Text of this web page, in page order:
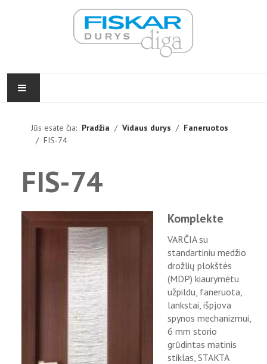
VIDAUS DURYS
LAUKO DURYS
ĮGYVENDINTI PROJEKTAI
KONTAKTAI
Jūs esate čia: Pradžia Vidaus durys
Faneruotos
FIS-74
FIS-74
Komplekte
VARČIA su
standartiniu medžio
drožlių plokštės
(MDP) kiaurymėtu
užpildu, faneruota,
lankstai, išpjova
spynos mechanizmui,
6 mm storio
grūdintas matinis
stiklas, STAKTA